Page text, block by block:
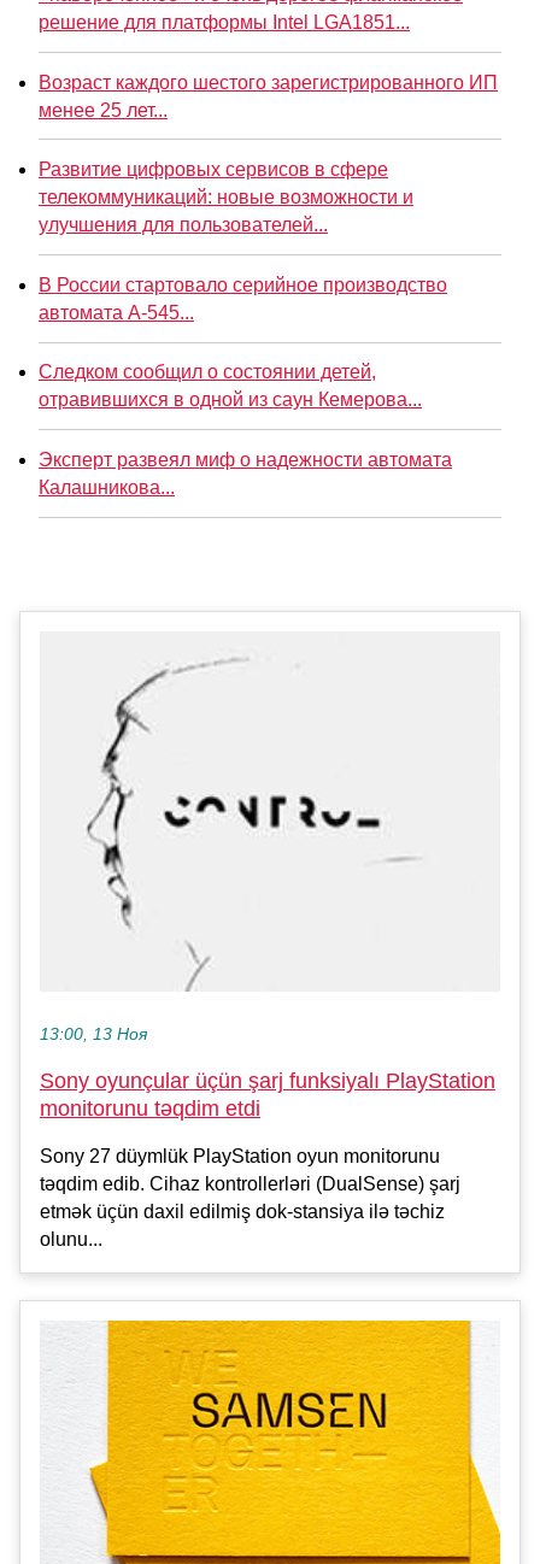
решение для платформы Intel LGA1851...
Возраст каждого шестого зарегистрированного ИП
менее 25 лет...
Развитие цифровых сервисов в сфере
телекоммуникаций: новые возможности и
улучшения для пользователей...
В России стартовало серийное производство
автомата А-545...
Следком сообщил о состоянии детей,
отравившихся в одной из саун Кемерова...
Эксперт развеял миф о надежности автомата
Калашникова...
13:00, 13 Ноя
Sony oyunçular üçün şarj funksiyalı PlayStation
monitorunu təqdim etdi
Sony 27 düymlük PlayStation oyun monitorunu
təqdim edib. Cihaz kontrollerləri (DualSense) şarj
etmək üçün daxil edilmiş dok-stansiya ilə təchiz
olunu...